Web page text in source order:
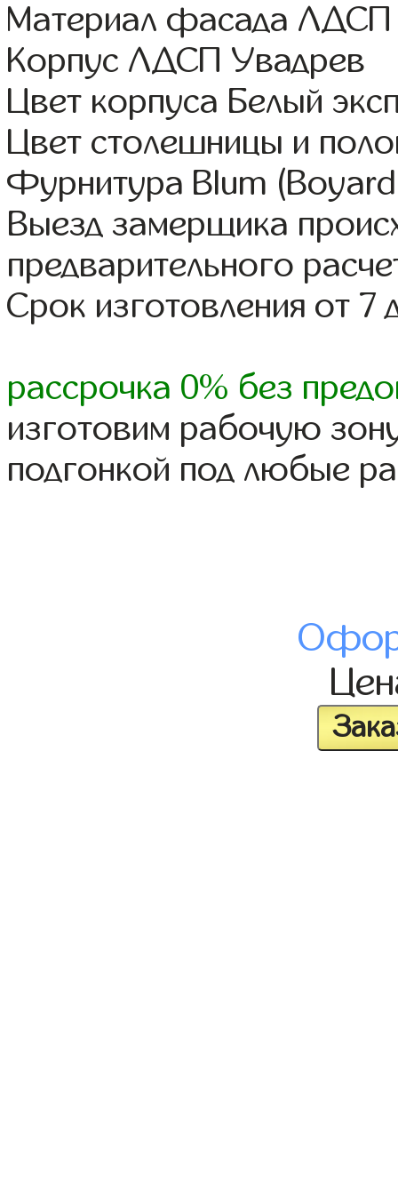
Материал фасада ЛДСП
Корпус ЛДСП Увадрев
Цвет корпуса Белый
Цвет столешницы и
Фурнитура Blum
Выезд замерщика
предварительного
Срок изготовления от 7
рассрочка 0% без
изготовим рабочую
подгонкой под любые